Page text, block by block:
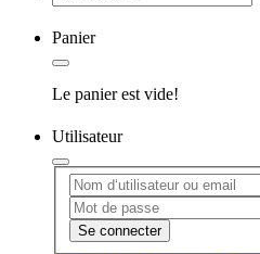
Panier
Le panier est vide!
Utilisateur
Se connecter